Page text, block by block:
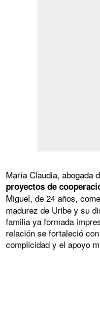
María Claudia, abogada
proyectos de
Miguel, de 24 años,
madurez de Uribe y su
familia ya formada
relación se fortaleció
complicidad y el apoyo